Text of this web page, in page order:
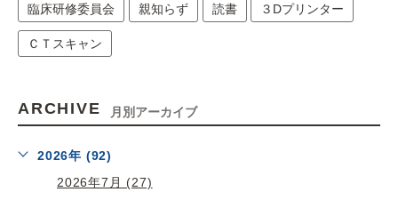
臨床研修委員会 親知らず 読書 ３Dプリンター
ＣＴスキャン
ARCHIVE 月別アーカイブ
2026年 (92)
2026年7月 (27)